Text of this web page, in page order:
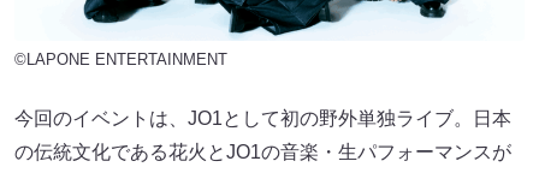
©LAPONE ENTERTAINMENT
今回のイベントは、JO1として初の野外単独ライブ。日本
の伝統文化である花火とJO1の音楽・生パフォーマンスが